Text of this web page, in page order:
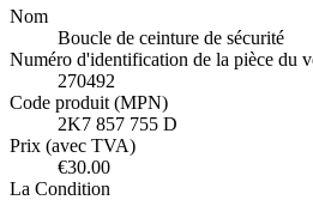
Nom
Boucle de ceinture de sécurité
Numéro d'identification de la pièce du
270492
Code produit (MPN)
2K7 857 755 D
Prix (avec TVA)
€30.00
La Condition